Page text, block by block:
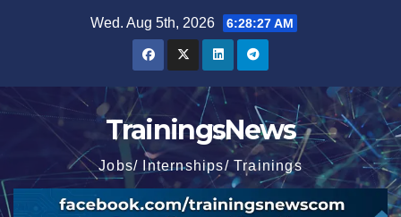
Wed. Aug 5th, 2026 6:28:28 AM
TrainingsNews
Jobs/ Internships/ Trainings